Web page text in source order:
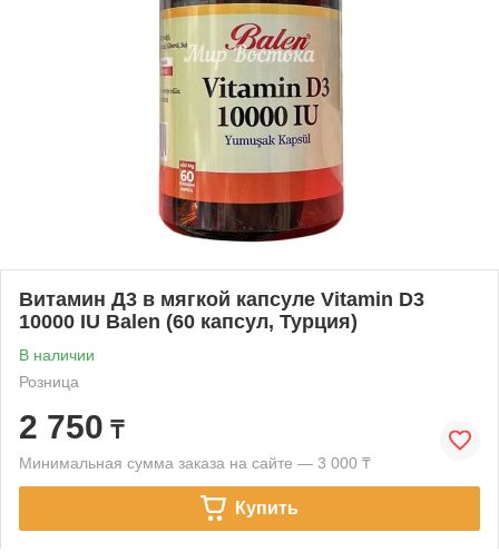
Витамин Д3 в мягкой капсуле Vitamin D3
10000 IU Balen (60 капсул, Турция)
В наличии
Розница
2 750 ₸
Минимальная сумма заказа на сайте — 3 000 ₸
Купить